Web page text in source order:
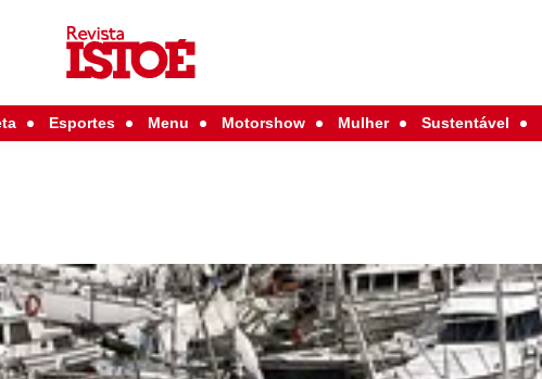
Esportes Menu Motorshow Mulher Sustentável